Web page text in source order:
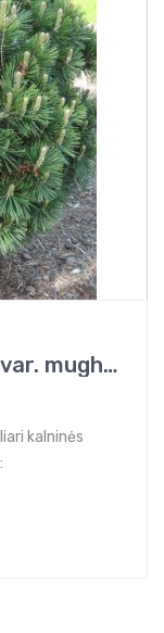
Pušis kalninė (Pinus mugo var. mughus)
kalninės